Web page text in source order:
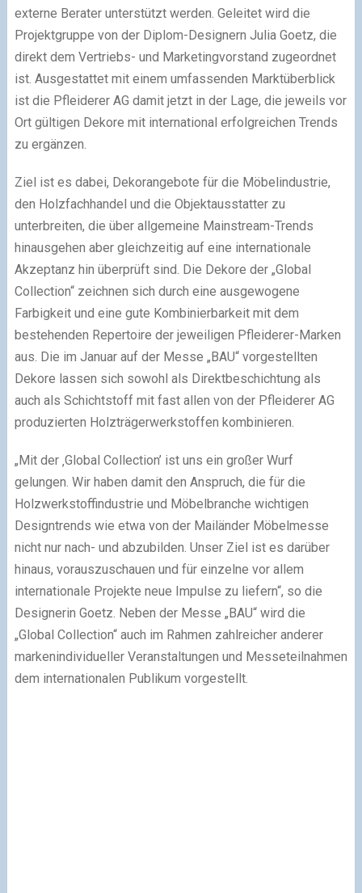
externe Berater unterstützt werden. Geleitet wird die
Projektgruppe von der Diplom-Designern Julia Goetz, die
direkt dem Vertriebs- und Marketingvorstand zugeordnet
ist. Ausgestattet mit einem umfassenden Marktüberblick
ist die Pfleiderer AG damit jetzt in der Lage, die jeweils vor
Ort gültigen Dekore mit international erfolgreichen Trends
zu ergänzen.
Ziel ist es dabei, Dekorangebote für die Möbelindustrie,
den Holzfachhandel und die Objektausstatter zu
unterbreiten, die über allgemeine Mainstream-Trends
hinausgehen aber gleichzeitig auf eine internationale
Akzeptanz hin überprüft sind. Die Dekore der „Global
Collection“ zeichnen sich durch eine ausgewogene
Farbigkeit und eine gute Kombinierbarkeit mit dem
bestehenden Repertoire der jeweiligen Pfleiderer-Marken
aus. Die im Januar auf der Messe „BAU“ vorgestellten
Dekore lassen sich sowohl als Direktbeschichtung als
auch als Schichtstoff mit fast allen von der Pfleiderer AG
produzierten Holzträgerwerkstoffen kombinieren.
„Mit der ‚Global Collection’ ist uns ein großer Wurf
gelungen. Wir haben damit den Anspruch, die für die
Holzwerkstoffindustrie und Möbelbranche wichtigen
Designtrends wie etwa von der Mailänder Möbelmesse
nicht nur nach- und abzubilden. Unser Ziel ist es darüber
hinaus, vorauszuschauen und für einzelne vor allem
internationale Projekte neue Impulse zu liefern“, so die
Designerin Goetz. Neben der Messe „BAU“ wird die
„Global Collection“ auch im Rahmen zahlreicher anderer
markenindividueller Veranstaltungen und Messeteilnahmen
dem internationalen Publikum vorgestellt.